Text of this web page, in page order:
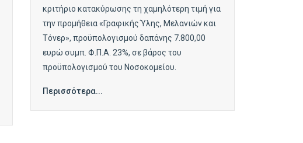
κριτήριο κατακύρωσης τη χαμηλότερη τιμή για
την προμήθεια «Γραφικής Ύλης, Μελανιών και
Τόνερ», προϋπολογισμού δαπάνης 7.800,00
ευρώ συμπ. Φ.Π.Α. 23%, σε βάρος του
προϋπολογισμού του Νοσοκομείου.
Περισσότερα...